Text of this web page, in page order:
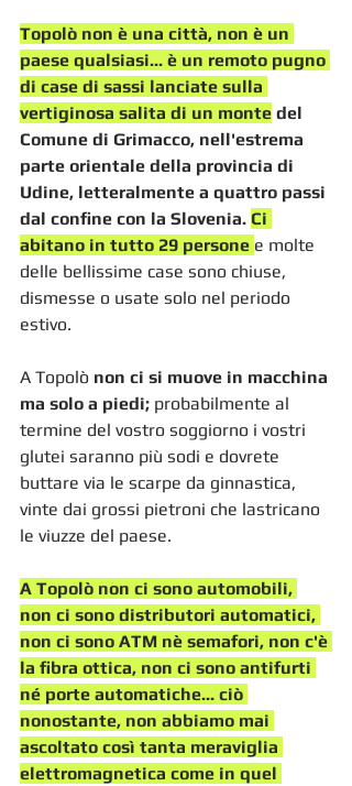
Topolò non è una città, non è un
paese qualsiasi... è un remoto pugno
di case di sassi lanciate sulla
vertiginosa salita di un monte del
Comune di Grimacco, nell'estrema
parte orientale della provincia di
Udine, letteralmente a quattro passi
dal confine con la Slovenia. Ci
abitano in tutto 29 persone e molte
delle bellissime case sono chiuse,
dismesse o usate solo nel periodo
estivo.
A Topolò non ci si muove in macchina
ma solo a piedi; probabilmente al
termine del vostro soggiorno i vostri
glutei saranno più sodi e dovrete
buttare via le scarpe da ginnastica,
vinte dai grossi pietroni che lastricano
le viuzze del paese.
A Topolò non ci sono automobili,
non ci sono distributori automatici,
non ci sono ATM nè semafori, non c'è
la fibra ottica, non ci sono antifurti
né porte automatiche... ciò
nonostante, non abbiamo mai
ascoltato così tanta meraviglia
elettromagnetica come in quel